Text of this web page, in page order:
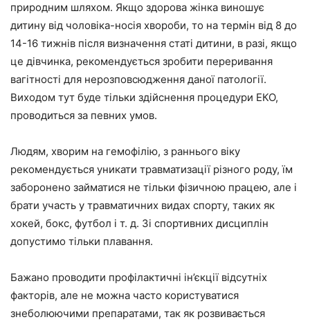
природним шляхом. Якщо здорова жінка виношує
дитину від чоловіка-носія хвороби, то на термін від 8 до
14-16 тижнів після визначення статі дитини, в разі, якщо
це дівчинка, рекомендується зробити переривання
вагітності для нерозповсюдження даної патології.
Виходом тут буде тільки здійснення процедури ЕКО,
проводиться за певних умов.
Людям, хворим на гемофілію, з раннього віку
рекомендується уникати травматизації різного роду, їм
заборонено займатися не тільки фізичною працею, але і
брати участь у травматичних видах спорту, таких як
хокей, бокс, футбол і т. д. Зі спортивних дисциплін
допустимо тільки плавання.
Бажано проводити профілактичні ін’єкції відсутніх
факторів, але не можна часто користуватися
знеболюючими препаратами, так як розвивається